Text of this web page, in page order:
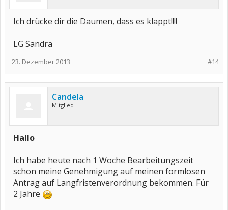
Ich drücke dir die Daumen, dass es klappt!!!!
LG Sandra
#14
23. Dezember 2013
Candela
Mitglied
Hallo
Ich habe heute nach 1 Woche Bearbeitungszeit
schon meine Genehmigung auf meinen formlosen
Antrag auf Langfristenverordnung bekommen. Für
2 Jahre